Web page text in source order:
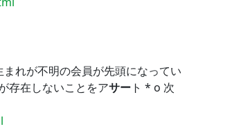
れが不明の会員が先頭になってい
存在しないことをアサー ト * o 次